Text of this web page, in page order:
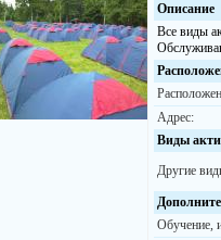
Описание
Все виды
Адрес:
Виды
Другие
Обучение,